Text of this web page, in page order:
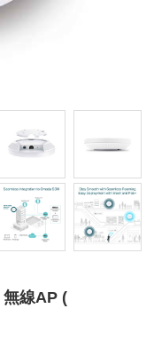
線AP (